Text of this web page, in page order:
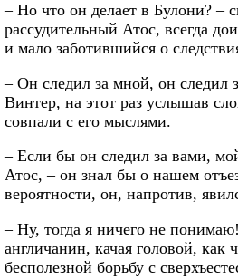
– Но что он делает в Булони? –
рассудительный Атос, всегда
и мало заботившийся о
– Он следил за мной, он следил
Винтер, на этот раз услышав
совпали с его мыслями.
– Если бы он следил за вами,
Атос, – он знал бы о нашем
вероятности, он, напротив,
– Ну, тогда я ничего не
англичанин, качая головой, как
бесполезной борьбу с